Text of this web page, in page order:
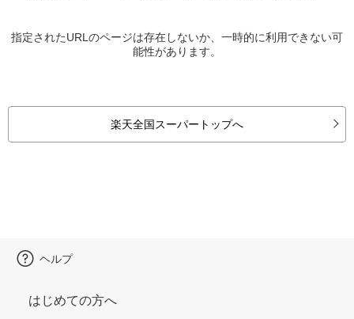
指定されたURLのページは存在しないか、一時的に利用できない可
能性があります。
楽天全国スーパートップへ
ヘルプ
はじめての方へ